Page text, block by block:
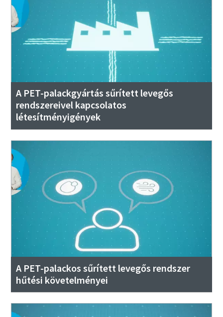
A PET-palackgyártás sűrített levegős
rendszereivel kapcsolatos
létesítményigények
A PET-palackos sűrített levegős rendszer
hűtési követelményei